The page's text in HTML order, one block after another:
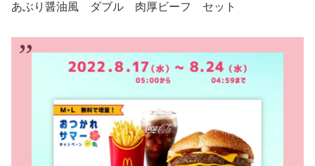
あぶり醤油風 ダブル 肉厚ビーフ セット